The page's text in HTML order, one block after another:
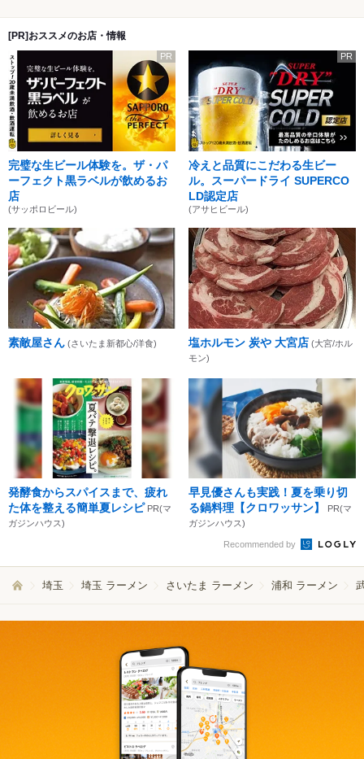
[PR]おススメのお店・情報
PR
完璧な生ビール体験を。ザ・パ
ーフェクト黒ラベルが飲めるお
店
(サッポロビール)
PR
冷えと品質にこだわる生ビー
ル。スーパードライ SUPERCO
LD認定店
(アサヒビール)
素敵屋さん (さいたま新都心/洋食) 塩ホルモン 炭や 大宮店 (大宮/ホル
モン)
発酵食からスパイスまで、疲れ
た体を整える簡単夏レシピ PR(マ
ガジンハウス)
早見優さんも実践！夏を乗り切
る鍋料理【クロワッサン】
PR(マ
ガジンハウス)
Recommended by
埼玉 埼玉 ラーメン さいたま ラーメン 浦和 ラーメン